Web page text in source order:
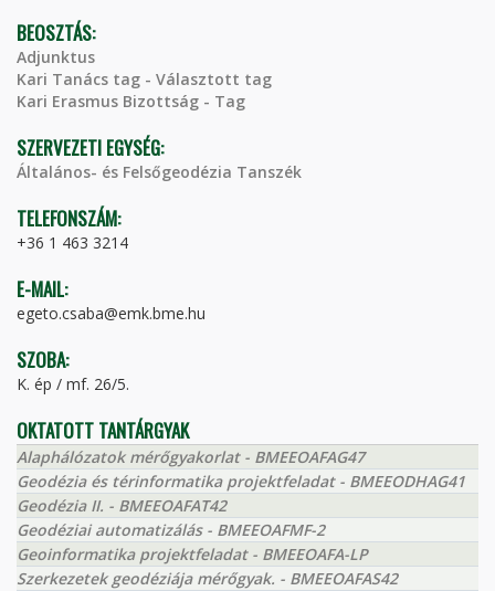
BEOSZTÁS:
Adjunktus
Kari Tanács tag - Választott tag
Kari Erasmus Bizottság - Tag
SZERVEZETI EGYSÉG:
Általános- és Felsőgeodézia Tanszék
TELEFONSZÁM:
+36 1 463 3214
E-MAIL:
egeto.csaba@emk.bme.hu
SZOBA:
K. ép / mf. 26/5.
OKTATOTT TANTÁRGYAK
Alaphálózatok mérőgyakorlat - BMEEOAFAG47
Geodézia és térinformatika projektfeladat - BMEEODHAG41
Geodézia II. - BMEEOAFAT42
Geodéziai automatizálás - BMEEOAFMF-2
Geoinformatika projektfeladat - BMEEOAFA-LP
Szerkezetek geodéziája mérőgyak. - BMEEOAFAS42